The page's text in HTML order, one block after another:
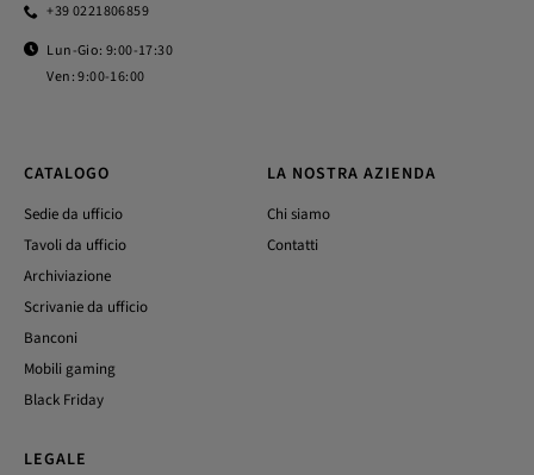
+39 0221806859
Lun-Gio: 9:00-17:30
Ven: 9:00-16:00
CATALOGO
Sedie da ufficio
Tavoli da ufficio
Archiviazione
Scrivanie da ufficio
Banconi
Mobili gaming
Black Friday
LA NOSTRA AZIENDA
Chi siamo
Contatti
LEGALE